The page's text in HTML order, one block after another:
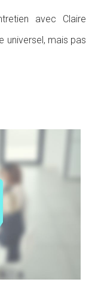
avec Claire
universel, mais pas